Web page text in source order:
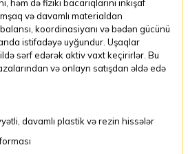
həm də fiziki bacarıqlarını inkişaf
və davamlı materialdan
koordinasiyanı və bədən gücünü
istifadəyə uyğundur. Uşaqlar
sərf edərək aktiv vaxt keçirirlər. Bu
və onlayn satışdan əldə edə
davamlı plastik və rezin hissələr